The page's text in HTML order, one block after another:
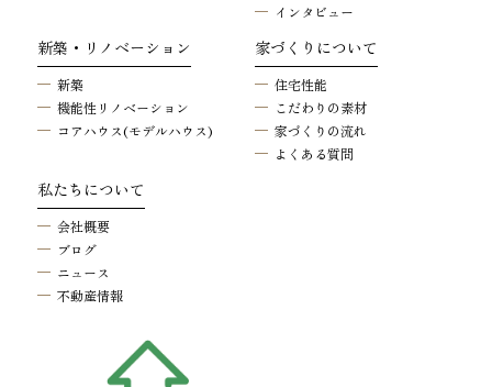
新築・リノベーション
新築
機能性リノベーション
コアハウス(モデルハウス)
インタビュー
家づくりについて
住宅性能
こだわりの素材
家づくりの流れ
よくある質問
私たちについて
会社概要
ブログ
ニュース
不動産情報